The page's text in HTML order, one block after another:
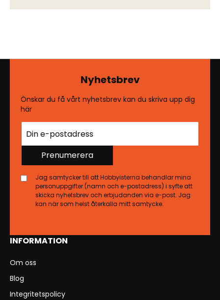
INFORMATION
Om oss
Blog
Integritetspolicy
Nyhetsbrev
Önskar du få vårt nyhetsbrev kan du skriva upp dig
här
Prenumerera
Jag samtycker till att Hobbyisterna behandlar mina
personuppgifter (namn och e-postadress) i syfte att
skicka nyhetsbrev och erbjudanden via e-post. Jag
kan när som helst återkalla mitt samtycke.